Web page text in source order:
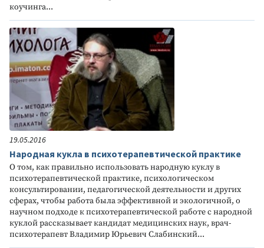
коучинга...
19.05.2016
Народная кукла в психотерапевтической практике
О том, как правильно использовать народную куклу в
психотерапевтической практике, психологическом
консультировании, педагогической деятельности и других
сферах, чтобы работа была эффективной и экологичной, о
научном подходе к психотерапевтической работе с народной
куклой рассказывает кандидат медицинских наук, врач-
психотерапевт Владимир Юрьевич Слабинский...